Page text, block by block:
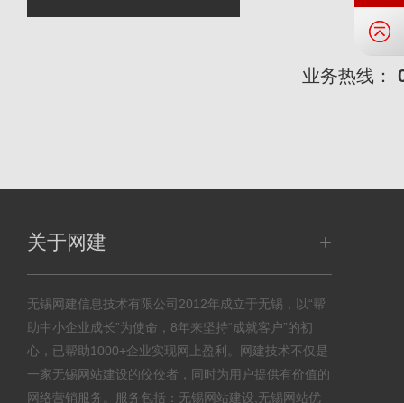
业务热线：
关于网建 +
无锡网建信息技术有限公司2012年成立于无锡，以“帮
助中小企业成长”为使命，8年来坚持“成就客户”的初
心，已帮助1000+企业实现网上盈利。网建技术不仅是
一家无锡网站建设的佼佼者，同时为用户提供有价值的
网络营销服务。服务包括：无锡网站建设,无锡网站优